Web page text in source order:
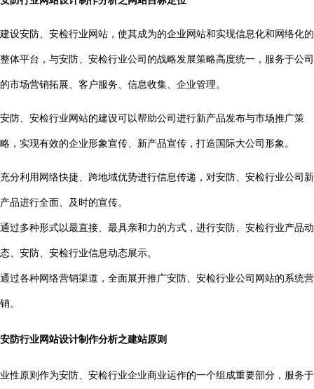
建设安防、安检行业网站，使其成为的企业网站和实现信息化和网络化的
整体平台，与安防、安检行业公司的战略发展策略高度统一，服务于公司
的市场营销拓展、客户服务、信息收集、企业管理。
安防、安检行业网站的建设可以帮助公司进行新产品发布与市场推广策
略，实现有效的企业形象宣传、新产品宣传，打造国际大公司形象。
充分利用网络快捷、跨地域优势进行信息传递，对安防、安检行业公司新
产品进行全面、及时的宣传。
通过多种形式以最直接、最具亲和力的方式，进行安防、安检行业产品动
态、安防、安检行业信息动态展示。
通过各种网络营销渠道，全面展开推广安防、安检行业公司网站的系统营
销。
安防行业网站设计制作分析之建站原则
业性原则作为安防、安检行业企业商业运作的一个组成重要部分，服务于